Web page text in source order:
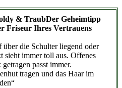
Der Geheimtipp
Friseur Ihres Vertrauens
die Schulter liegend oder
sieht immer toll aus. Offenes
passt immer.
tragen und das Haar im